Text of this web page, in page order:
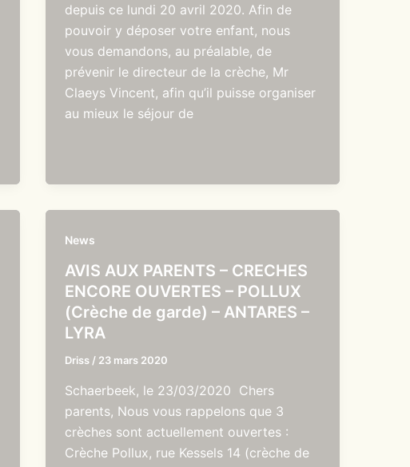
depuis ce lundi 20 avril 2020. Afin de
pouvoir y déposer votre enfant, nous
vous demandons, au préalable, de
prévenir le directeur de la crèche, Mr
Claeys Vincent, afin qu’il puisse organiser
au mieux le séjour de
News
AVIS AUX PARENTS – CRECHES
ENCORE OUVERTES – POLLUX
(Crèche de garde) – ANTARES –
LYRA
Driss / 23 mars 2020
Schaerbeek, le 23/03/2020 Chers
parents, Nous vous rappelons que 3
crèches sont actuellement ouvertes :
Crèche Pollux, rue Kessels 14 (crèche de